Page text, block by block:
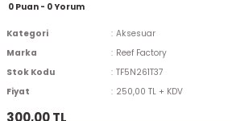
0 Puan - 0 Yorum
Kategori
Aksesuar
Marka
Reef Factory
Stok Kodu
TF5N261T37
Fiyat
250,00 TL + KDV
300,00 TL